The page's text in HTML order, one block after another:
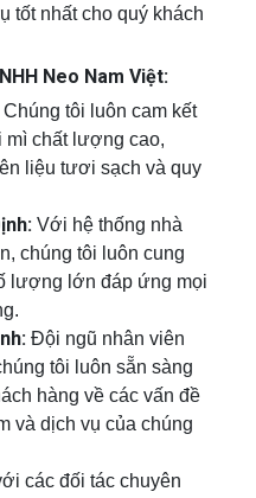
tốt nhất cho quý khách
Neo Nam Việt:
Chúng tôi luôn cam kết
mì chất lượng cao,
liệu tươi sạch và quy
Với hệ thống nhà
chúng tôi luôn cung
lượng lớn đáp ứng mọi
Đội ngũ nhân viên
tôi luôn sẵn sàng
hàng về các vấn đề
và dịch vụ của chúng
các đối tác chuyên